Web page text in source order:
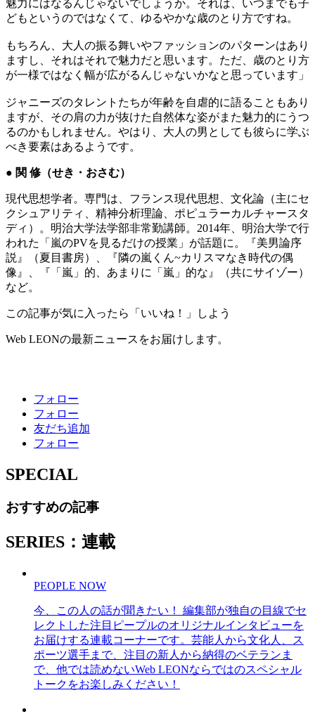
魅力にはなるんじゃないでしょうか。それは、いつまでも子
どもというのではなくて、ゆるやかな歳のとり方ですね。
もちろん、大人の振る舞いやファッションのパターンはあり
ますし、それはそれで魅力だと思います。ただ、歳のとり方
が一様ではなく幅が広がるんじゃないかなと思っています」
ジャニーズのタレントたちが年齢を自虐的に語ることもあり
ますが、その肩の力が抜けた自然体な姿がまた魅力的にうつ
るのかもしれません。やはり、大人の男としても彼らに学ぶ
べき要素はあるようです。
● 関 修（せき・おさむ）
現代思想学者。専門は、フランス現代思想、文化論（主にセ
クシュアリティ、精神分析理論、ポピュラーカルチャースタ
ディ）。明治大学法学部非常勤講師。2014年、明治大学で行
われた「嵐のPVを見るだけの授業」が話題に。『美男論序
説』（夏目書房）、『隣の嵐くん~カリスマなき時代の偶
像』、『「嵐」的、あまりに「嵐」的な』（共にサイゾー）
など。
この記事が気に入ったら「いいね！」しよう
Web LEONの最新ニュースをお届けします。
フォロー
フォロー
友だち追加
フォロー
SPECIAL
おすすめの記事
SERIES：連載
PEOPLE NOW
今、この人の話が聞きたい！ 編集部が独自の目線でセ
レクトした注目ピープルのオリジナルインタビューを
お届けする連載コーナーです。芸能人から文化人、ス
ポーツ選手まで、注目の新人から納得のベテランま
で、他では読めないWeb LEONならではのスペシャル
トークをお楽しみください！